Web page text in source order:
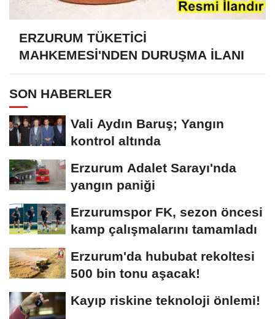
ERZURUM TÜKETİCİ
MAHKEMESİ'NDEN DURUŞMA İLANI
SON HABERLER
Vali Aydın Baruş; Yangın
kontrol altında
Erzurum Adalet Sarayı'nda
yangın paniği
Erzurumspor FK, sezon öncesi
kamp çalışmalarını tamamladı
Erzurum'da hububat rekoltesi
500 bin tonu aşacak!
Kayıp riskine teknoloji önlemi!